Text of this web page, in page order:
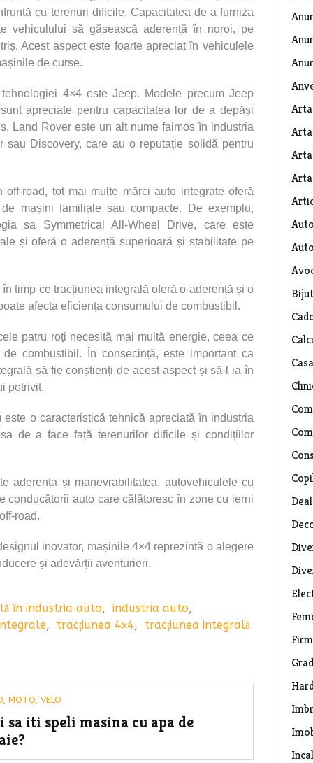
cu terenuri dificile. Capacitatea de a furniza
vehiculului să găsească aderență în noroi, pe
Acest aspect este foarte apreciat în vehiculele
de curse.
4×4 este Jeep. Modele precum Jeep
apreciate pentru capacitatea lor de a depăși
Land Rover este un alt nume faimos în industria
Discovery, care au o reputație solidă pentru
road, tot mai multe mărci auto integrate oferă
mașini familiale sau compacte. De exemplu,
sa Symmetrical All-Wheel Drive, care este
și oferă o aderență superioară și stabilitate pe
timp ce tracțiunea integrală oferă o aderență și o
afecta eficiența consumului de combustibil.
patru roți necesită mai multă energie, ceea ce
combustibil. În consecință, este important ca
să fie conștienți de acest aspect și să-l ia în
potrivit.
este o caracteristică tehnică apreciată în industria
de a face față terenurilor dificile și condițiilor
aderența și manevrabilitatea, autovehiculele cu
conducătorii auto care călătoresc în zone cu ierni
road.
inovator, mașinile 4×4 reprezintă o alegere
și adevărții aventurieri.
în industria auto, industria auto,
, tracțiunea 4x4, tracțiunea integrală
MOTO, VELO
sa iti speli masina cu apa de